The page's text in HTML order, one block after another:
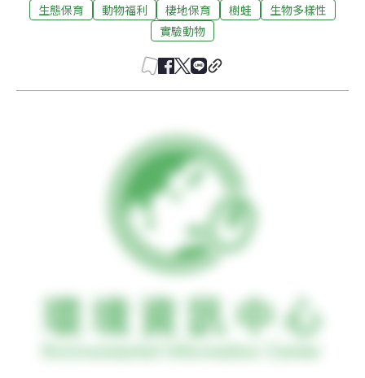
生態保育 動物福利 棲地保育 樹蛙
生物多樣性
實驗動物